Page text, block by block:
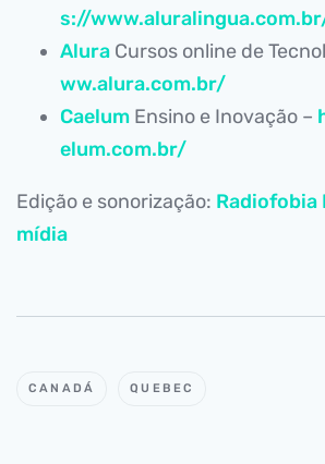
s://
Alura Cursos online de
ww.alura.com.br/
Caelum Ensino e Inovação –
elum.com.br/
Edição e sonorização: Radiofobia
mídia
CANADÁ QUEBEC